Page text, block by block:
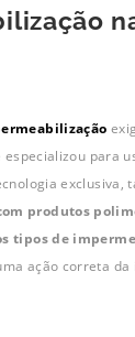
especializou para
exclusiva,
produtos
tipos de
ação correta da